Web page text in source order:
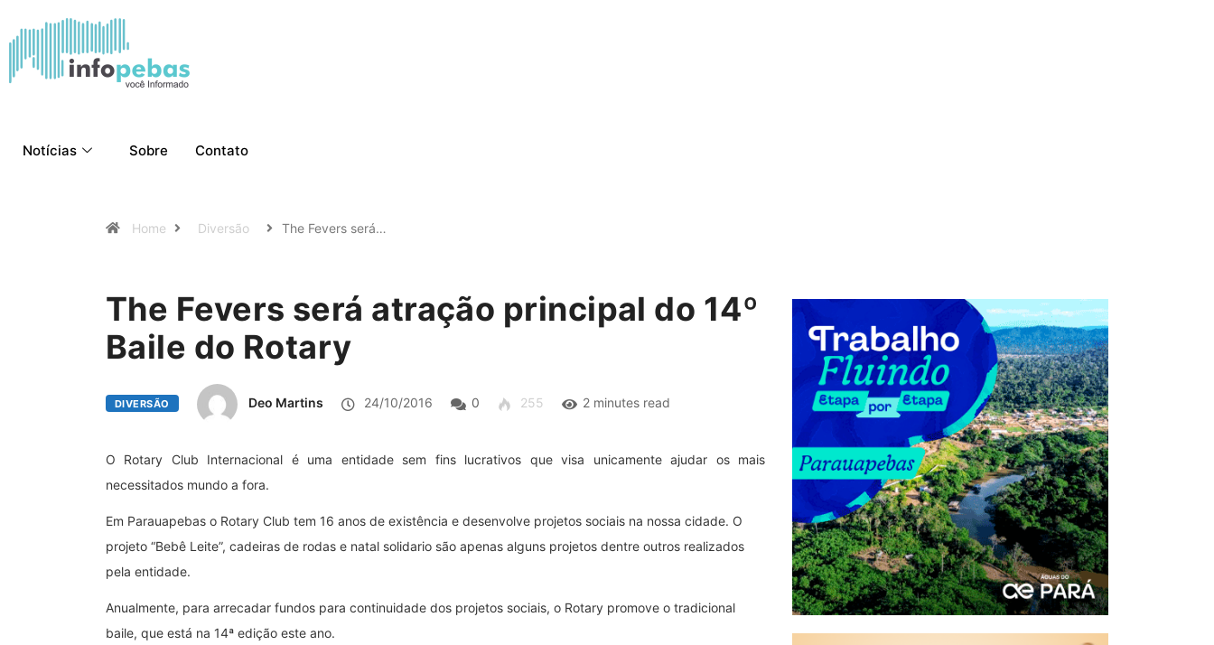
Notícias Sobre Contato
Home Diversão The Fevers será…
The Fevers será atração principal do 14º
Baile do Rotary
DIVERSÃO Deo Martins 24/10/2016 0 255 2 minutes read
O Rotary Club Internacional é uma entidade sem fins lucrativos que visa unicamente ajudar os mais
necessitados mundo a fora.
Em Parauapebas o Rotary Club tem 16 anos de existência e desenvolve projetos sociais na nossa cidade. O
projeto “Bebê Leite”, cadeiras de rodas e natal solidario são apenas alguns projetos dentre outros realizados
pela entidade.
Anualmente, para arrecadar fundos para continuidade dos projetos sociais, o Rotary promove o tradicional
baile, que está na 14ª edição este ano.